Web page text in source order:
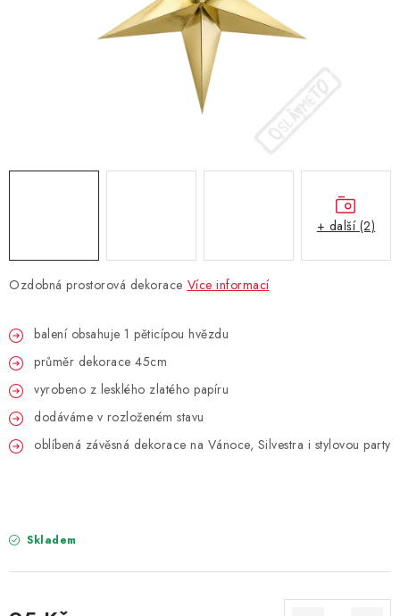
BLAHOPŘÁNÍ
DORTOVÉ SVÍČKY A OZDOBY
LAMPIONY
OSLAVA PODLE BAREV
PARTY FOTOKOUTEK
VYSTŘELOVACÍ KONFETY
Ozdobná prostorová dekorace Více informací
balení obsahuje 1 pěticípou hvězdu
průměr dekorace 45cm
vyrobeno z lesklého zlatého papíru
dodáváme v rozloženém stavu
oblíbená závěsná dekorace na Vánoce, Silvestra i stylovou party
Skladem
+ další (2)